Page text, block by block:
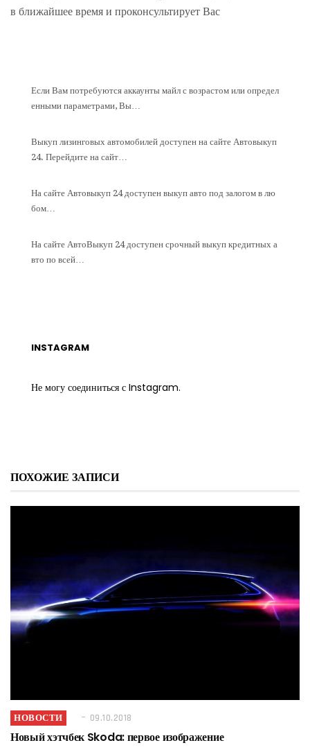
в ближайшее время и проконсультирует Вас
Если Вам потребуются аккаунты майл с возрастом или определ
енными параметрами, Вы…
Выкуп лизинговых автомобилей доступен на сайте Автовыкуп
24. Перейдите на сайт…
На сайте Автовыкуп 24 доступен выкуп авто под залогом в лю
бом…
На сайте АвтоВыкуп 24 доступен срочный выкуп кредитных а
вто по всей…
INSTAGRAM
Не могу соединиться с Instagram.
ПОХОЖИЕ ЗАПИСИ
НОВОСТИ 09.10.2018
Новый хэтчбек Skoda: первое изображение